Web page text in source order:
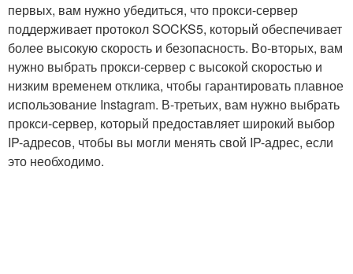
первых, вам нужно убедиться, что прокси-сервер
поддерживает протокол SOCKS5, который обеспечивает
более высокую скорость и безопасность. Во-вторых, вам
нужно выбрать прокси-сервер с высокой скоростью и
низким временем отклика, чтобы гарантировать плавное
использование Instagram. В-третьих, вам нужно выбрать
прокси-сервер, который предоставляет широкий выбор
IP-адресов, чтобы вы могли менять свой IP-адрес, если
это необходимо.